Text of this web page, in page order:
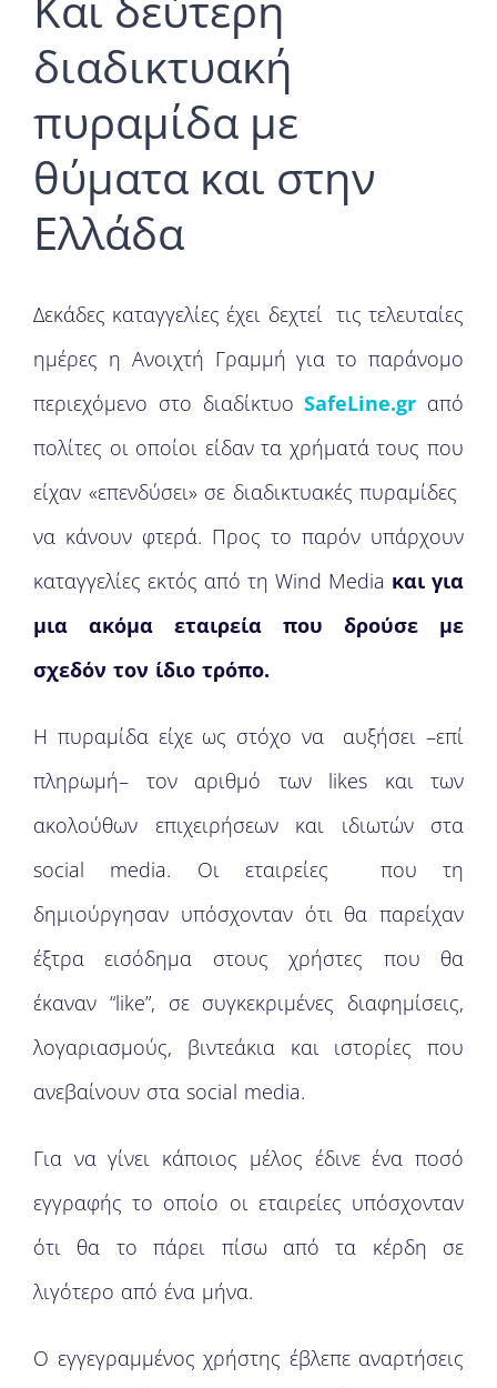
διαδικτυακή
πυραμίδα με
θύματα και στην
Ελλάδα
Δεκάδες καταγγελίες έχει δεχτεί τις τελευταίες
ημέρες η Ανοιχτή Γραμμή για το παράνομο
περιεχόμενο στο διαδίκτυοSafeLine.gr από
πολίτες οι οποίοι είδαν τα χρήματά τους που
είχαν «επενδύσει» σε διαδικτυακές πυραμίδες
να κάνουν φτερά. Προς το παρόν υπάρχουν
καταγγελίες εκτός από τη Wind Media και για
μια ακόμα εταιρεία που δρούσε με
σχεδόν τον ίδιο τρόπο.
Η πυραμίδα είχε ως στόχο να αυξήσει –επί
πληρωμή– τον αριθμό των likes και των
ακολούθων επιχειρήσεων και ιδιωτών στα
social media. Οι εταιρείες που τη
δημιούργησαν υπόσχονταν ότι θα παρείχαν
έξτρα εισόδημα στους χρήστες που θα
έκαναν “like”, σε συγκεκριμένες διαφημίσεις,
λογαριασμούς, βιντεάκια και ιστορίες που
ανεβαίνουν στα social media.
Για να γίνει κάποιος μέλος έδινε ένα ποσό
εγγραφής το οποίο οι εταιρείες υπόσχονταν
ότι θα το πάρει πίσω από τα κέρδη σε
λιγότερο από ένα μήνα.
Ο εγγεγραμμένος χρήστης έβλεπε αναρτήσεις